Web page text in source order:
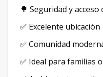
🌳 Seguridad y
✅ Excelente ubicación
✅ Comunidad
✅ Ideal para familias